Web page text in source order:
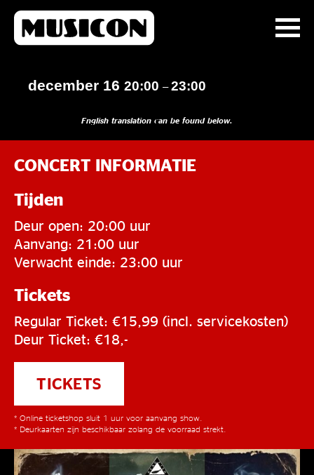
december 16 20:00 –23:00
English translation can be found below.
CONCERT INFORMATIE
Tijden
Deur open: 20:00 uur
Aanvang: 21:00 uur
Verwacht einde: 23:00 uur
Tickets
Regular Ticket: €15,99 (incl. servicekosten)
Deur Ticket: €18,-
TICKETS
* Online ticketshop sluit 1 uur voor aanvang show.
* Deurkaarten zijn beschikbaar zolang de voorraad strekt.